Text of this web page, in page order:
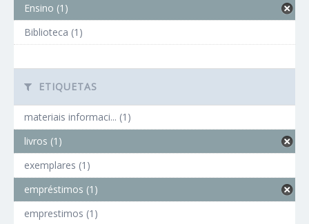
Ensino (1)
Biblioteca (1)
ETIQUETAS
materiais informaci... (1)
livros (1)
exemplares (1)
empréstimos (1)
emprestimos (1)